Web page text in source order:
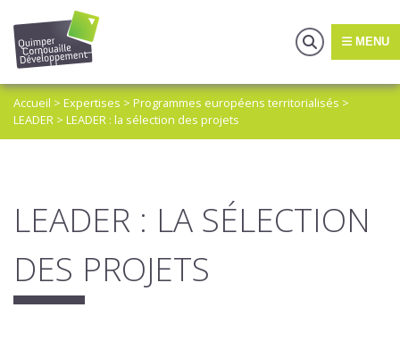
MENU
Accueil > Expertises > Programmes européens territorialisés >
LEADER > LEADER : la sélection des projets
LEADER : LA SÉLECTION
DES PROJETS